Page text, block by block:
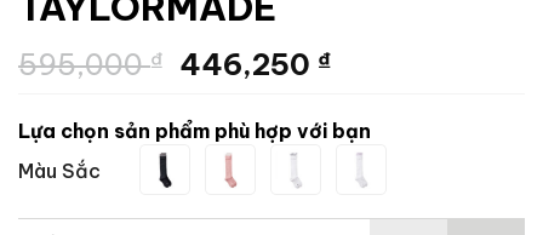
595,000₫
Giá
là:
595,000 ₫.
446,250 ₫Giá
tại
là:
446,250 ₫.
Lựa chọn sản phẩm phù hợp với bạn
Màu Sắc